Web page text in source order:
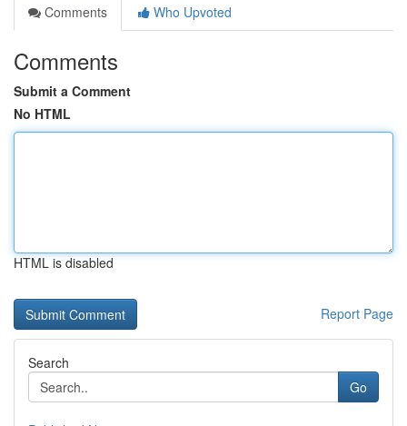
Comments
Who Upvoted
Comments
Submit a Comment
No HTML
HTML is disabled
Report Page
Search
Go